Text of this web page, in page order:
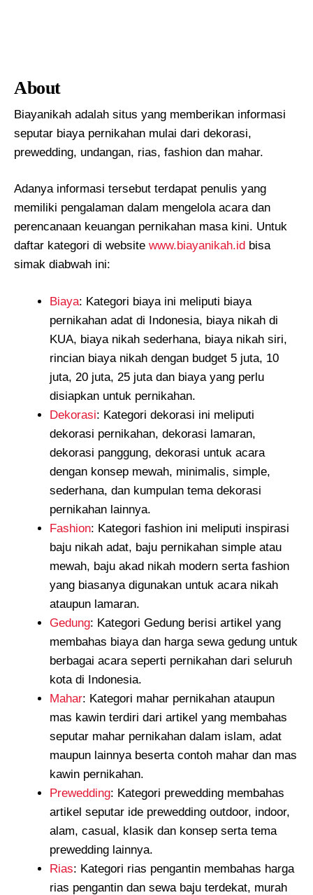
About
Biayanikah adalah situs yang memberikan informasi
seputar biaya pernikahan mulai dari dekorasi,
prewedding, undangan, rias, fashion dan mahar.
Adanya informasi tersebut terdapat penulis yang
memiliki pengalaman dalam mengelola acara dan
perencanaan keuangan pernikahan masa kini. Untuk
daftar kategori di website www.biayanikah.id bisa
simak diabwah ini:
Biaya: Kategori biaya ini meliputi biaya
pernikahan adat di Indonesia, biaya nikah di
KUA, biaya nikah sederhana, biaya nikah siri,
rincian biaya nikah dengan budget 5 juta, 10
juta, 20 juta, 25 juta dan biaya yang perlu
disiapkan untuk pernikahan.
Dekorasi: Kategori dekorasi ini meliputi
dekorasi pernikahan, dekorasi lamaran,
dekorasi panggung, dekorasi untuk acara
dengan konsep mewah, minimalis, simple,
sederhana, dan kumpulan tema dekorasi
pernikahan lainnya.
Fashion: Kategori fashion ini meliputi inspirasi
baju nikah adat, baju pernikahan simple atau
mewah, baju akad nikah modern serta fashion
yang biasanya digunakan untuk acara nikah
ataupun lamaran.
Gedung: Kategori Gedung berisi artikel yang
membahas biaya dan harga sewa gedung untuk
berbagai acara seperti pernikahan dari seluruh
kota di Indonesia.
Mahar: Kategori mahar pernikahan ataupun
mas kawin terdiri dari artikel yang membahas
seputar mahar pernikahan dalam islam, adat
maupun lainnya beserta contoh mahar dan mas
kawin pernikahan.
Prewedding: Kategori prewedding membahas
artikel seputar ide prewedding outdoor, indoor,
alam, casual, klasik dan konsep serta tema
prewedding lainnya.
Rias: Kategori rias pengantin membahas harga
rias pengantin dan sewa baju terdekat, murah